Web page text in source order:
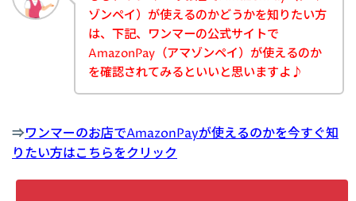
ゾンペイ）が使えるのかどうかを知りたい方
は、下記、ワンマーの公式サイトで
AmazonPay（アマゾンペイ）が使えるのか
を確認されてみるといいと思いますよ♪
⇒ワンマーのお店でAmazonPayが使えるのかを今すぐ知
りたい方はこちらをクリック